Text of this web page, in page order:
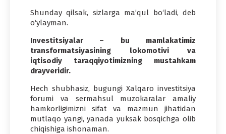
Shunday qilsak, sizlarga ma’qul bo‘ladi, deb
o‘ylayman.
Investitsiyalar – bu mamlakatimiz
transformatsiyasining lokomotivi va
iqtisodiy taraqqiyotimizning mustahkam
drayveridir.
Hech shubhasiz, bugungi Xalqaro investitsiya
forumi va sermahsul muzokaralar amaliy
hamkorligimizni sifat va mazmun jihatidan
mutlaqo yangi, yanada yuksak bosqichga olib
chiqishiga ishonaman.